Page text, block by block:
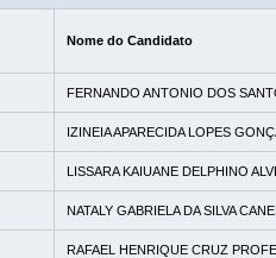
Nome do Candidato
FERNANDO ANTONIO DOS
IZINEIA APARECIDA LOPES
LISSARA KAIUANE DELPHINO
NATALY GABRIELA DA SILVA
RAFAEL HENRIQUE CRUZ